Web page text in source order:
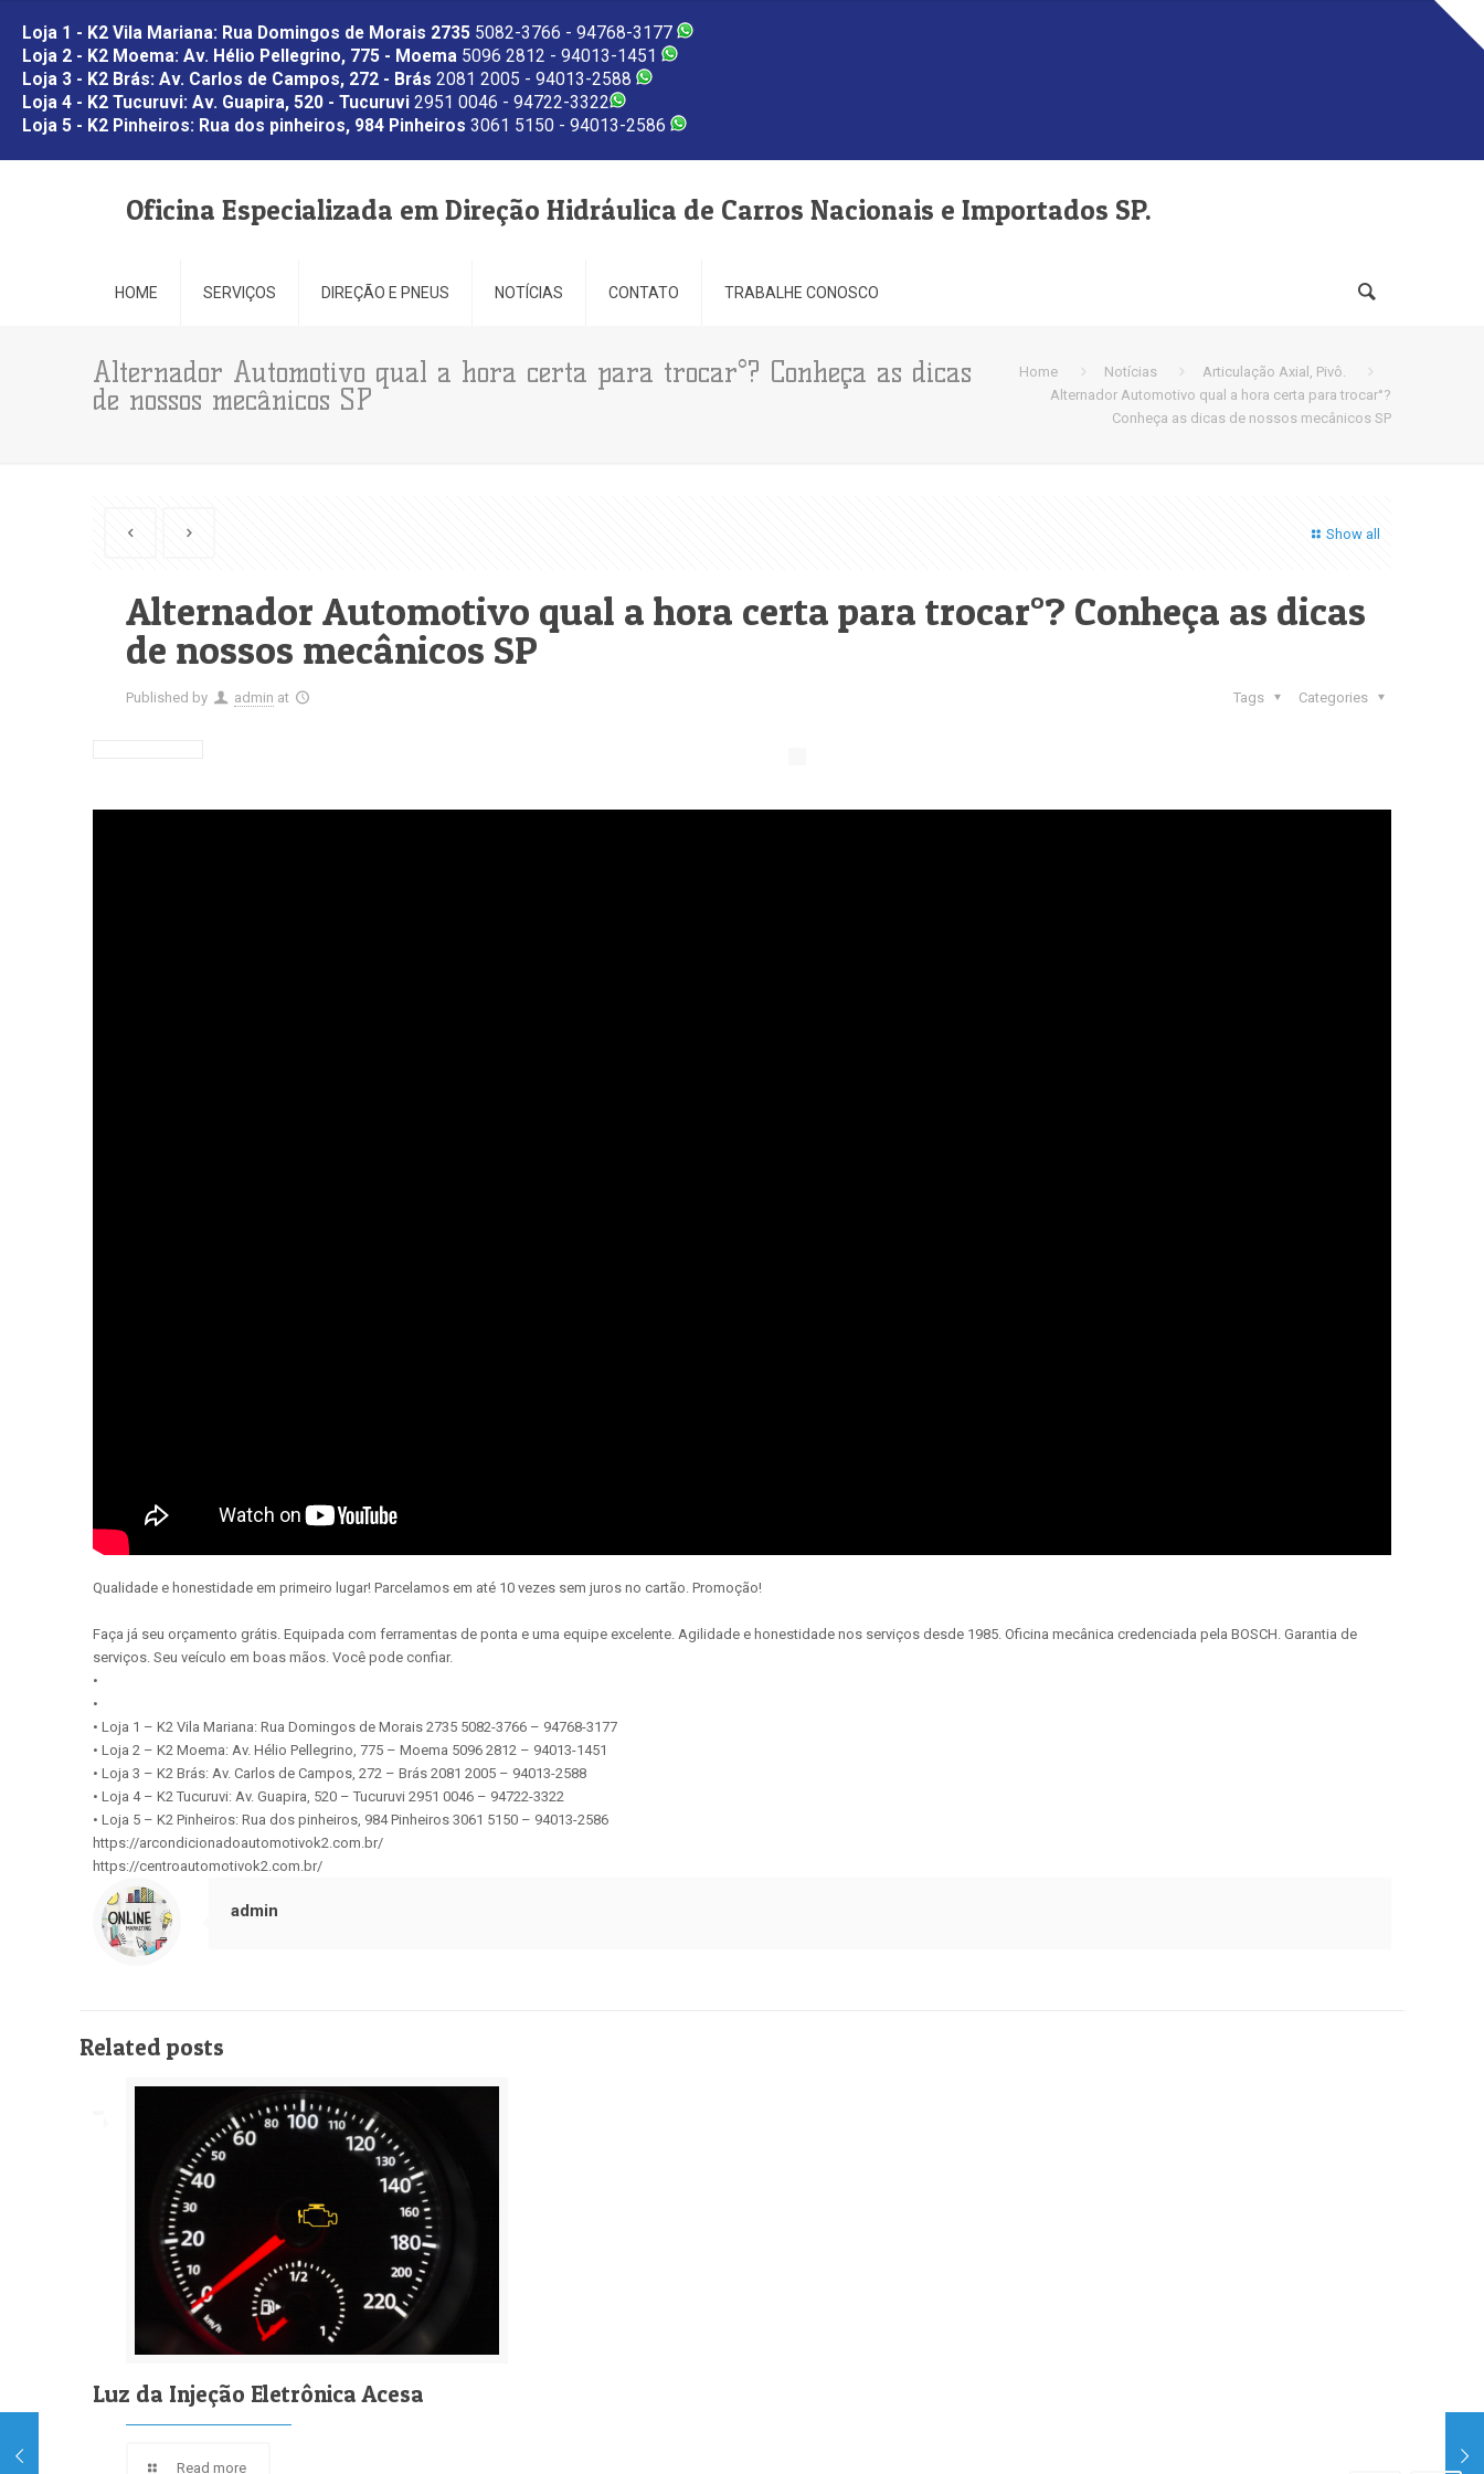
Loja 1 - K2 Vila Mariana: Rua Domingos de Morais 2735 5082-3766 - 94768-3177
Loja 2 - K2 Moema: Av. Hélio Pellegrino, 775 - Moema 5096 2812 - 94013-1451
Loja 3 - K2 Brás: Av. Carlos de Campos, 272 - Brás 2081 2005 - 94013-2588
Loja 4 - K2 Tucuruvi: Av. Guapira, 520 - Tucuruvi 2951 0046 - 94722-3322
Loja 5 - K2 Pinheiros: Rua dos pinheiros, 984 Pinheiros 3061 5150 - 94013-2586
Oficina Especializada em Direção Hidráulica de Carros Nacionais e Importados SP.
HOME SERVIÇOS DIREÇÃO E PNEUS NOTÍCIAS CONTATO TRABALHE CONOSCO
Alternador Automotivo qual a hora certa para trocar°? Conheça as dicas
de nossos mecânicos SP
Home Notícias
Articulação Axial, Pivô.
Alternador Automotivo qual a hora certa para trocar°?
Conheça as dicas de nossos mecânicos SP
Show all
Alternador Automotivo qual a hora certa para trocar°? Conheça as dicas
de nossos mecânicos SP
Published by admin at Categories
Tags
Qualidade e honestidade em primeiro lugar! Parcelamos em até 10 vezes sem juros no cartão. Promoção!
Faça já seu orçamento grátis. Equipada com ferramentas de ponta e uma equipe excelente. Agilidade e honestidade nos serviços desde 1985. Oficina mecânica credenciada pela BOSCH. Garantia de
serviços. Seu veículo em boas mãos. Você pode confiar.
•
•
• Loja 1 – K2 Vila Mariana: Rua Domingos de Morais 2735 5082-3766 – 94768-3177
• Loja 2 – K2 Moema: Av. Hélio Pellegrino, 775 – Moema 5096 2812 – 94013-1451
• Loja 3 – K2 Brás: Av. Carlos de Campos, 272 – Brás 2081 2005 – 94013-2588
• Loja 4 – K2 Tucuruvi: Av. Guapira, 520 – Tucuruvi 2951 0046 – 94722-3322
• Loja 5 – K2 Pinheiros: Rua dos pinheiros, 984 Pinheiros 3061 5150 – 94013-2586
https://arcondicionadoautomotivok2.com.br/
https://centroautomotivok2.com.br/
admin
Related posts
Luz da Injeção Eletrônica Acesa
Read more